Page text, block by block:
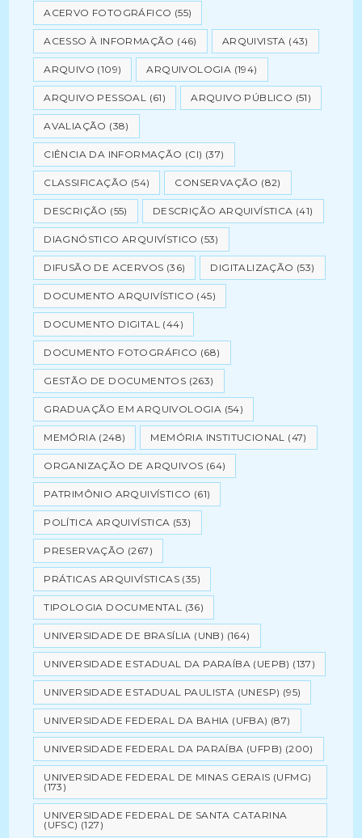
ACERVO FOTOGRÁFICO (55)
ACESSO À INFORMAÇÃO (46) ARQUIVISTA (43)
ARQUIVO (109) ARQUIVOLOGIA (194)
ARQUIVO PESSOAL (61) ARQUIVO PÚBLICO (51)
AVALIAÇÃO (38)
CIÊNCIA DA INFORMAÇÃO (CI) (37)
CLASSIFICAÇÃO (54) CONSERVAÇÃO (82)
DESCRIÇÃO (55) DESCRIÇÃO ARQUIVÍSTICA (41)
DIAGNÓSTICO ARQUIVÍSTICO (53)
DIFUSÃO DE ACERVOS (36) DIGITALIZAÇÃO (53)
DOCUMENTO ARQUIVÍSTICO (45)
DOCUMENTO DIGITAL (44)
DOCUMENTO FOTOGRÁFICO (68)
GESTÃO DE DOCUMENTOS (263)
GRADUAÇÃO EM ARQUIVOLOGIA (54)
MEMÓRIA (248) MEMÓRIA INSTITUCIONAL (47)
ORGANIZAÇÃO DE ARQUIVOS (64)
PATRIMÔNIO ARQUIVÍSTICO (61)
POLÍTICA ARQUIVÍSTICA (53)
PRESERVAÇÃO (267)
PRÁTICAS ARQUIVÍSTICAS (35)
TIPOLOGIA DOCUMENTAL (36)
UNIVERSIDADE DE BRASÍLIA (UNB) (164)
UNIVERSIDADE ESTADUAL DA PARAÍBA (UEPB) (137)
UNIVERSIDADE ESTADUAL PAULISTA (UNESP) (95)
UNIVERSIDADE FEDERAL DA BAHIA (UFBA) (87)
UNIVERSIDADE FEDERAL DA PARAÍBA (UFPB) (200)
UNIVERSIDADE FEDERAL DE MINAS GERAIS (UFMG)
(173)
UNIVERSIDADE FEDERAL DE SANTA CATARINA
(UFSC) (127)